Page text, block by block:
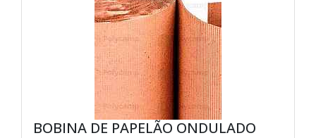
BOBINA DE PAPELÃO ONDULADO